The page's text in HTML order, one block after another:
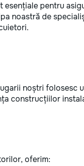
pentru
noastră de
noștri folosesc
construcțiilor
oferim: